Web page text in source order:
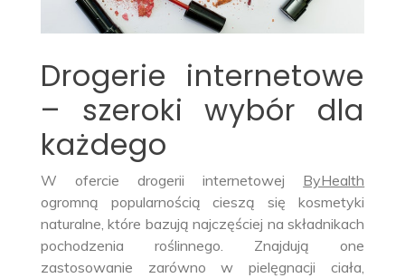
Drogerie internetowe
– szeroki wybór dla
każdego
W ofercie drogerii internetowej ByHealth
ogromną popularnością cieszą się kosmetyki
naturalne, które bazują najczęściej na składnikach
pochodzenia roślinnego. Znajdują one
zastosowanie zarówno w pielęgnacji ciała,